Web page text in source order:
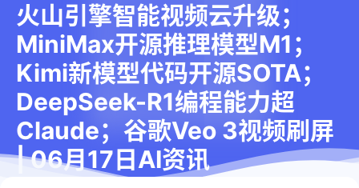
火山引擎智能视频云升级；
MiniMax开源推理模型M1；
Kimi新模型代码开源SOTA；
DeepSeek-R1编程能力超
Claude；谷歌Veo 3视频刷屏
| 06月17日AI资讯